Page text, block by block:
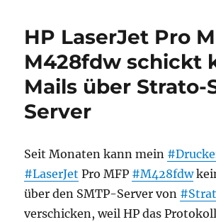
Textlayer
per
OCR
versehen
HP LaserJet Pro
M428fdw schickt
Mails über Strato-
Server
Seit Monaten kann mein
#LaserJet Pro MFP #M428fdw
über den SMTP-Server von
verschicken, weil HP das